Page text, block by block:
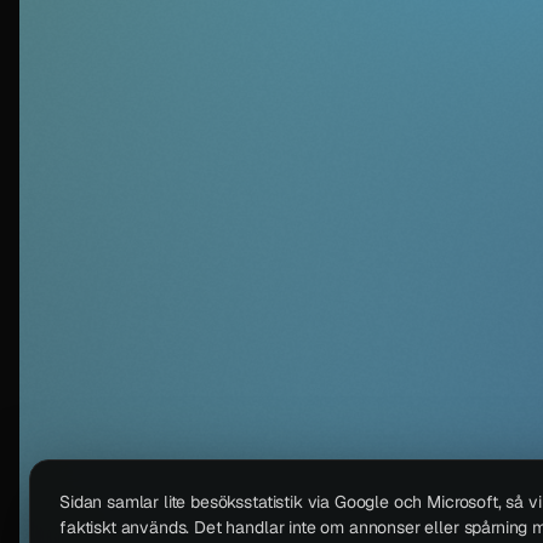
Sidan samlar lite besöksstatistik via Google och Microsoft, så
faktiskt används. Det handlar inte om annonser eller spårning